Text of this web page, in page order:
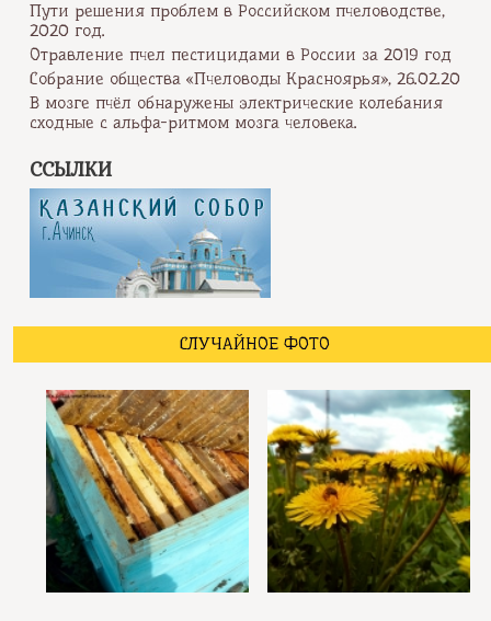
Пути решения проблем в Российском пчеловодстве,
2020 год.
Отравление пчел пестицидами в России за 2019 год
Собрание общества «Пчеловоды Красноярья», 26.02.20
В мозге пчёл обнаружены электрические колебания
сходные с альфа-ритмом мозга человека.
ССЫЛКИ
СЛУЧАЙНОЕ ФОТО